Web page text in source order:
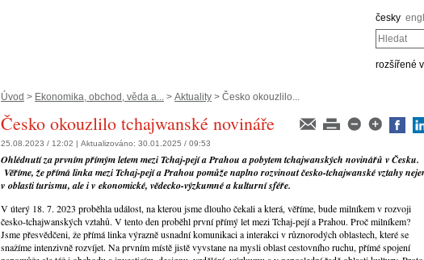
česky
Hledat
rozšířené
Úvod > Ekonomika, obchod, věda a... > Aktuality > Česko okouzlilo...
Česko okouzlilo tchajwanské novináře
25.08.2023 / 12:02 | Aktualizováno: 30.01.2025 / 09:53
Ohlédnutí za prvním přímým letem mezi Tchaj-pejí a Prahou a pobytem tchajwanských novinářů v Česku.
Věříme, že přímá linka mezi Tchaj-pejí a Prahou pomůže naplno rozvinout česko-tchajwanské vztahy
v oblasti turismu, ale i v ekonomické, vědecko-výzkumné a kulturní sféře.
V úterý 18. 7. 2023 proběhla událost, na kterou jsme dlouho čekali a která, věříme, bude milníkem v rozvoji
česko-tchajwanských vztahů. V tento den proběhl první přímý let mezi Tchaj-pejí a Prahou. Proč milníkem?
Jsme přesvědčeni, že přímá linka výrazně usnadní komunikaci a interakci v různorodých oblastech, které se
snažíme intenzivně rozvíjet. Na prvním místě jistě vyvstane na mysli oblast cestovního ruchu, přímé spojení